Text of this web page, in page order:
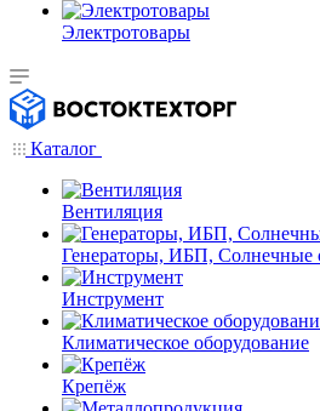
Электротовары
Каталог
Вентиляция
Генераторы, ИБП, Солнечные
Инструмент
Климатическое оборудование
Крепёж